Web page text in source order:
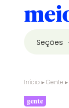
Seções
Início ▸Gente ▸
gente